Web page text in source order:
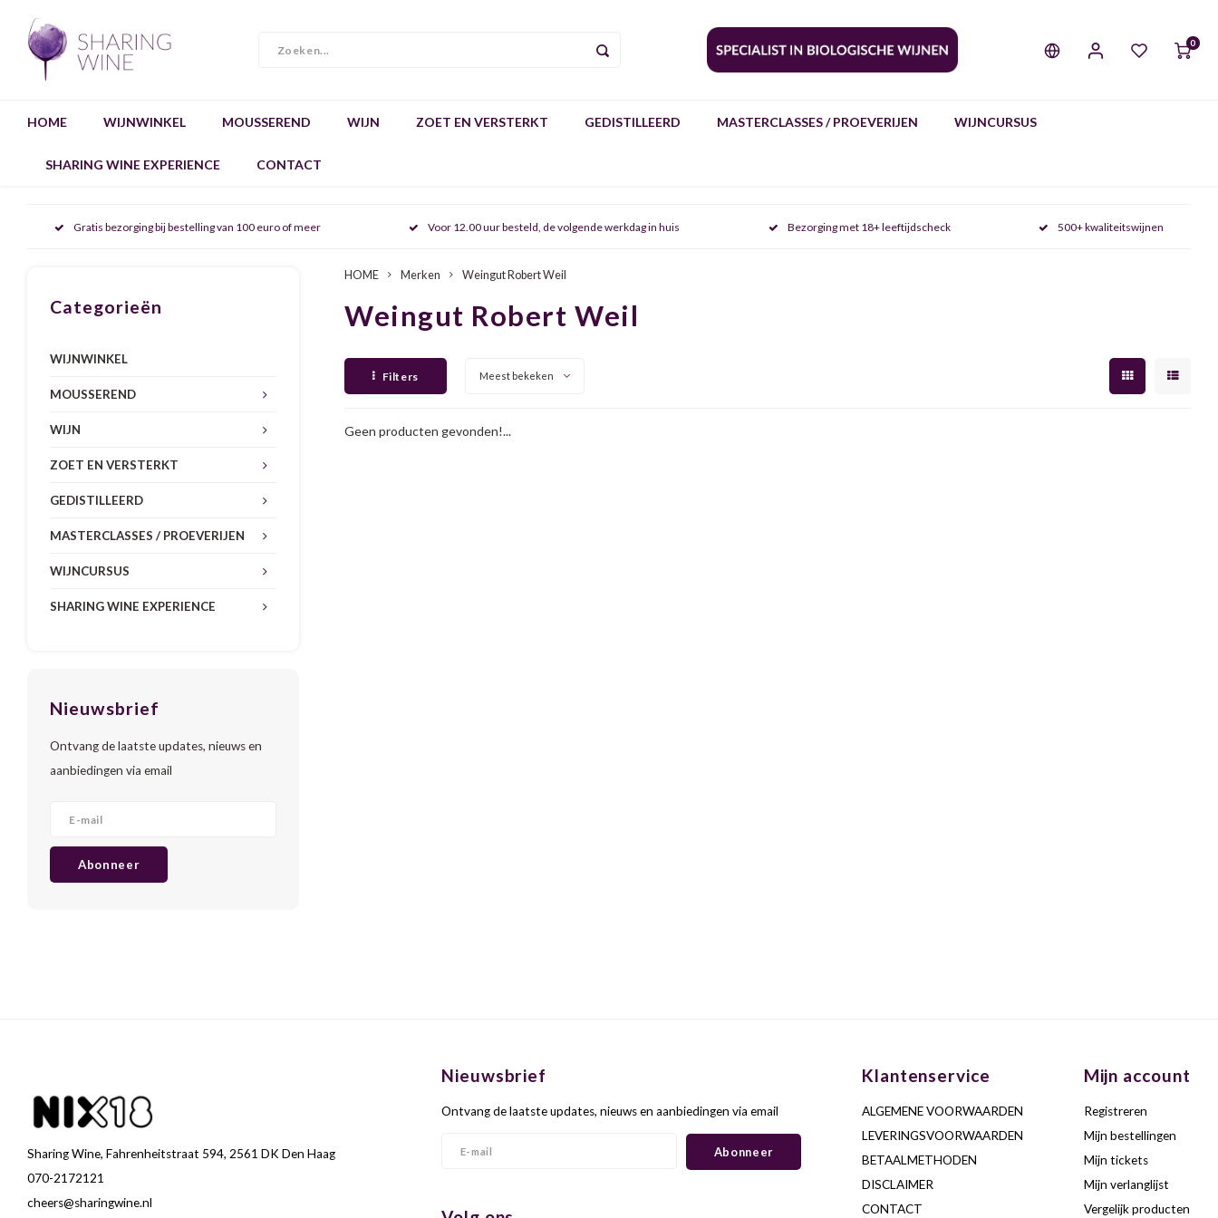
0
HOME WIJNWINKEL MOUSSEREND WIJN ZOET EN VERSTERKT GEDISTILLEERD MASTERCLASSES / PROEVERIJEN WIJNCURSUS
SHARING WINE EXPERIENCE CONTACT
Gratis bezorging bij bestelling van 100 euro of meer Voor 12.00 uur besteld, de volgende werkdag in huis Bezorging met 18+ leeftijdscheck 500+ kwaliteitswijnen
Categorieën
WIJNWINKEL
MOUSSEREND
WIJN
ZOET EN VERSTERKT
GEDISTILLEERD
MASTERCLASSES / PROEVERIJEN
WIJNCURSUS
SHARING WINE EXPERIENCE
Nieuwsbrief
Ontvang de laatste updates, nieuws en
aanbiedingen via email
Abonneer
HOME Merken Weingut Robert Weil
Weingut Robert Weil
Filters Meest bekeken
Geen producten gevonden!...
Sharing Wine, Fahrenheitstraat 594, 2561 DK Den Haag
070-2172121
cheers@sharingwine.nl
Nieuwsbrief
Ontvang de laatste updates, nieuws en aanbiedingen via email
Abonneer
Klantenservice
ALGEMENE VOORWAARDEN
LEVERINGSVOORWAARDEN
BETAALMETHODEN
DISCLAIMER
CONTACT
Mijn account
Registreren
Mijn bestellingen
Mijn tickets
Mijn verlanglijst
Vergelijk producten